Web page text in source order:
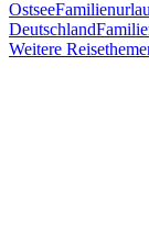
Ostsee
Deutschland
Weitere